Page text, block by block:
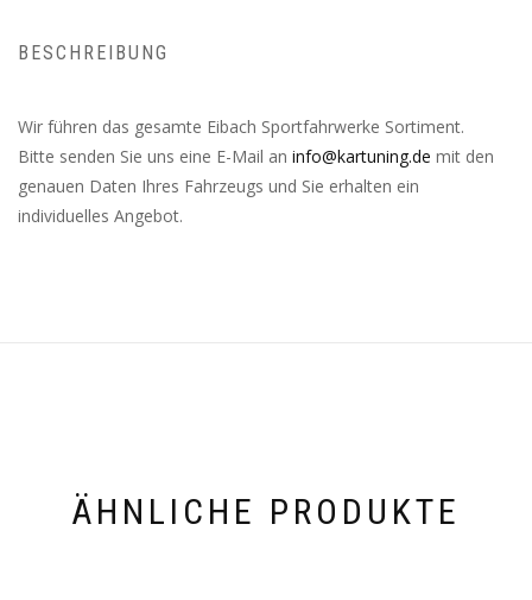
BESCHREIBUNG
Wir führen das gesamte Eibach Sportfahrwerke Sortiment.
Bitte senden Sie uns eine E-Mail an info@kartuning.de mit den
genauen Daten Ihres Fahrzeugs und Sie erhalten ein
individuelles Angebot.
ÄHNLICHE PRODUKTE